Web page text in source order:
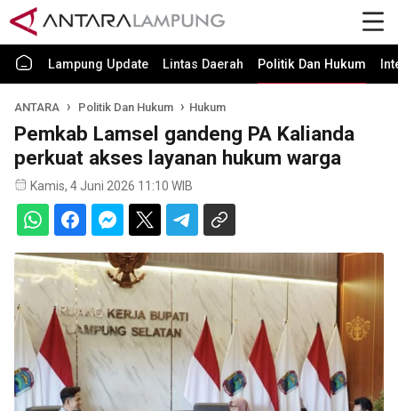
Lampung Update Lintas Daerah Politik Dan Hukum
ANTARA Politik Dan Hukum Hukum
Pemkab Lamsel gandeng PA Kalianda
perkuat akses layanan hukum warga
Kamis, 4 Juni 2026 11:10 WIB